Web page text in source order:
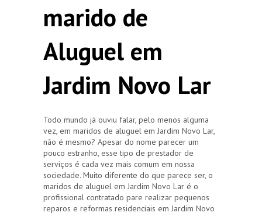
marido de
Aluguel em
Jardim Novo Lar
Todo mundo já ouviu falar, pelo menos alguma
vez, em maridos de aluguel em Jardim Novo Lar,
não é mesmo? Apesar do nome parecer um
pouco estranho, esse tipo de prestador de
serviços é cada vez mais comum em nossa
sociedade. Muito diferente do que parece ser, o
maridos de aluguel em Jardim Novo Lar é o
profissional contratado pare realizar pequenos
reparos e reformas residenciais em Jardim Novo